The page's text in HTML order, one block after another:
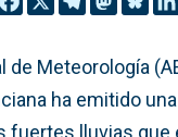
de Meteorología
ha emitido
fuertes lluvias que